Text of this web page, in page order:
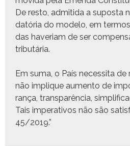
De resto, admi­ti­da a supos­ta
datória do mod­e­lo, em
das have­ri­am de ser
tributária.
Em suma, o País neces­si­ta
não implique aumen­to de
rança, transparên­cia,
Tais imper­a­tivos não são
45/2019.”